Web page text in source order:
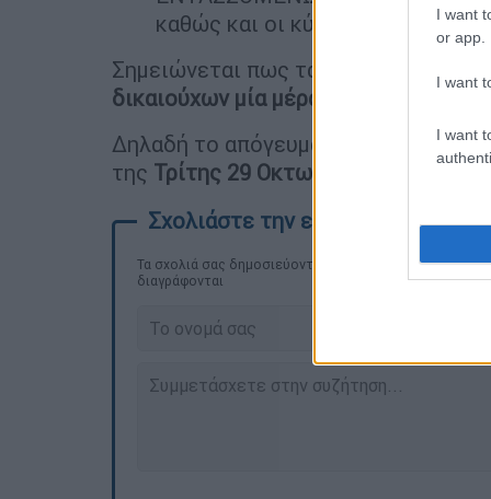
I want
or app.
I want
I want
καθώς και οι κύριες και οι
Σημειώνεται πως τα ποσά θα
δικαιούχων μία μέρα πριν, ως
Δηλαδή το απόγευμα της
Πέμπτης
της Τρίτης 29 Οκτωβρίου
Τα σχολιά σας δημοσιεύονται άμεσα με δική σας
διαγράφονται